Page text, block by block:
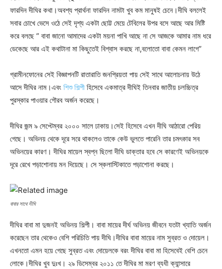
ফারদিন দীঘির কথা।অবশ্য প্রার্থনা ফারদিন নামটা খুব কম মানুষই চেনে।দীঘি বললেই
সবার চোখে ভেসে ওঠে সেই দৃশ্য একটা ছোট্ট মেয়ে টেবিলের উপর বসে আছে আর মিষ্টি
করে বলছে “ বাবা জানো আমাদের একটা ময়না পাখি আছে না সে আজকে আমার নাম ধরে
ডেকেছে আর এই কথাটানা মা কিছুতেই বিশ্বাস করছে না,বলোতো বাবা কেমন লাগে”
গ্রামীনফোনের সেই বিজ্ঞাপনটি রাতারাতি জনপ্রিয়তা পায় সেই সাথে আলোচনায় উঠে
আসে দীঘির নাম।এবং শিশু শিল্পী হিসেবে একমাত্র দীঘিই তিনবার জাতীয় চলচ্চিত্র
পুরস্কার পাওয়ার গৌরব অর্জন করেছে।
দীঘির জন্ম ৯ সেপ্টেম্বর ২০০০ সালে ঢাকায়।সেই হিসেবে এখন দীঘি আঠারো পেরিয়
গেছে। অভিনয় থেকে দূরে সরে থাকলেও তাকে কেউ ভুলতে পারেনি তার চমৎকার সব
অভিনয়ের কারণ। দীঘির মায়েল স্বপ্ন ছিলো দীঘি ডাক্তার হবে সে কারণেই অভিনয়কে
দূরে রেখে পড়াশোনায় মন দিয়েছে। সে স্কলাস্টিকাতে পড়াশোনা করছে।
বাবার সাথে দীঘি
দীঘির বাবা মা দুজনই অভিনয় শিল্পী। বাবা মায়ের দীর্ঘ অভিনয় জীবনে যতটা খ্যাতি অর্জন
করেছেন তার থেকেও বেশি পরিচিতি পায় দীঘি।দীঘির বাবা মায়ের নাম সুব্রত ও দোয়েল।
এখনতো এমন হয়ে গেছে সুব্রত এবং দোয়েলকে বরং দীঘির বাবা মা হিসেবেই বেশি চেনে
লোকে।দীঘির খুব দুঃখ। ২৯ ডিসেম্বর ২০১১ তে দীঘির মা মরণ ব্যধী ক্যান্সারে